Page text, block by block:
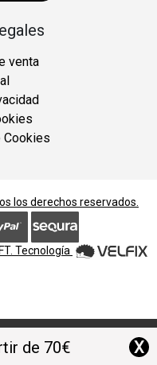
venta
Cookies
los derechos reservados.
. Tecnología
de 70€ X